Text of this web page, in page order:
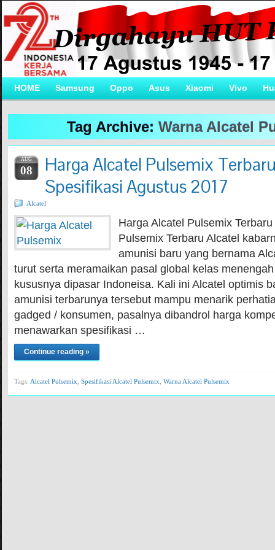
HOME Samsung Oppo Asus Xiaomi Vivo
Tag Archive: Warna Alcatel
AUG
08
Harga Alcatel Pulsemix
Spesifikasi Agustus 2017
Alcatel
Harga Alcatel Pulsemix
Pulsemix Terbaru Alcatel
amunisi baru yang bernama
turut serta meramaikan pasal global kelas
kususnya dipasar Indoneisa. Kali ini Alcatel optimis
amunisi terbarunya tersebut mampu menarik
gadged / konsumen, pasalnya dibandrol harga
menawarkan spesifikasi …
Continue reading »
Tags: Alcatel Pulsemix Spesifikasi Alcatel Pulsemix Warna Alcatel Pulsemix